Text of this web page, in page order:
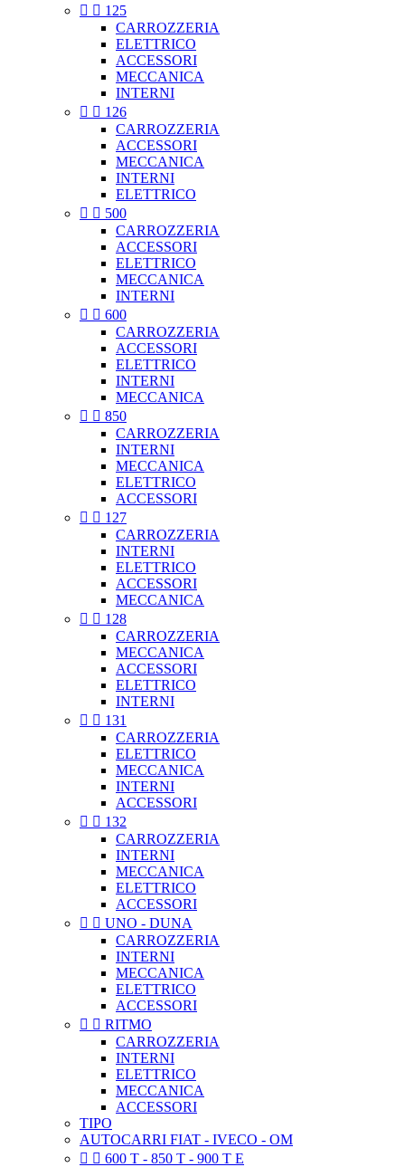
  125
CARROZZERIA
ELETTRICO
ACCESSORI
MECCANICA
INTERNI
  126
CARROZZERIA
ACCESSORI
MECCANICA
INTERNI
ELETTRICO
  500
CARROZZERIA
ACCESSORI
ELETTRICO
MECCANICA
INTERNI
  600
CARROZZERIA
ACCESSORI
ELETTRICO
INTERNI
MECCANICA
  850
CARROZZERIA
INTERNI
MECCANICA
ELETTRICO
ACCESSORI
  127
CARROZZERIA
INTERNI
ELETTRICO
ACCESSORI
MECCANICA
  128
CARROZZERIA
MECCANICA
ACCESSORI
ELETTRICO
INTERNI
  131
CARROZZERIA
ELETTRICO
MECCANICA
INTERNI
ACCESSORI
  132
CARROZZERIA
INTERNI
MECCANICA
ELETTRICO
ACCESSORI
  UNO - DUNA
CARROZZERIA
INTERNI
MECCANICA
ELETTRICO
ACCESSORI
  RITMO
CARROZZERIA
INTERNI
ELETTRICO
MECCANICA
ACCESSORI
TIPO
AUTOCARRI FIAT - IVECO - OM
  600 T - 850 T - 900 T E